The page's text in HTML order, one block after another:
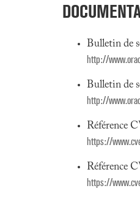
Bulletin de
http://
Bulletin de
http://
Référence
https://
Référence
https://